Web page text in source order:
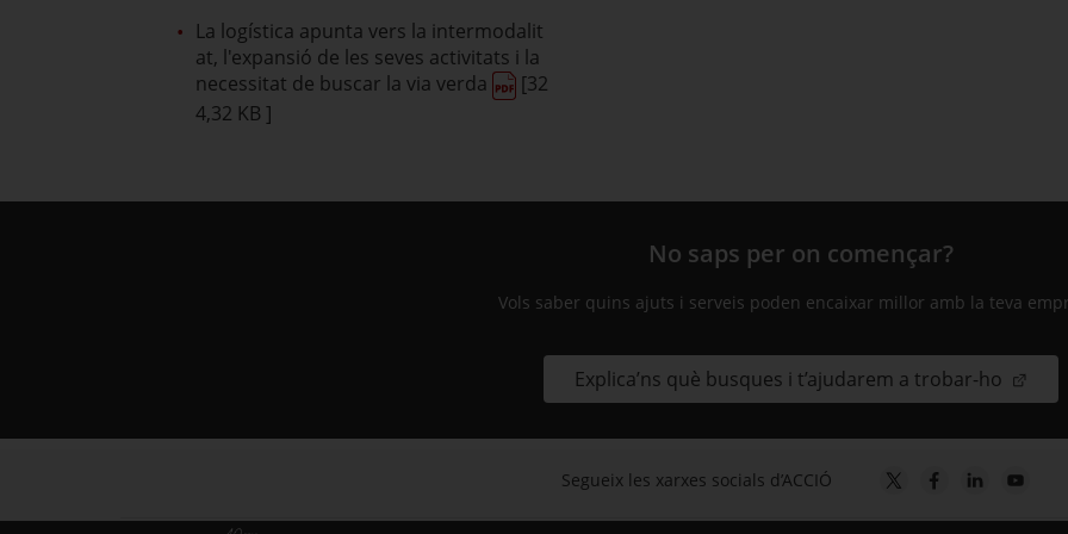
La logística apunta vers la intermodalit
at, l'expansió de les seves activitats i la
necessitat de buscar la via verda
[32
4,32 KB ]
No saps per on començar?
Vols saber quins ajuts i serveis poden encaixar millor amb la teva
Explica’ns què busques i t’ajudarem a trobar-ho
Segueix les xarxes socials d’ACCIÓ